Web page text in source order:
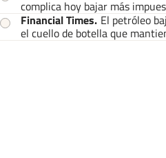
complica hoy bajar más
Financial Times. El petróleo
el cuello de botella que